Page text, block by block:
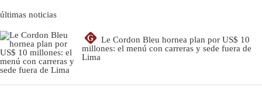
últimas noticias
G
Le Cordon Bleu hornea plan por US$ 10
millones: el menú con carreras y sede fuera de
Lima